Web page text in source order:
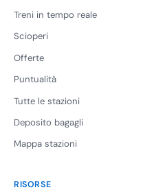
Treni in tempo reale
Scioperi
Offerte
Puntualità
Tutte le stazioni
Deposito bagagli
Mappa stazioni
RISORSE